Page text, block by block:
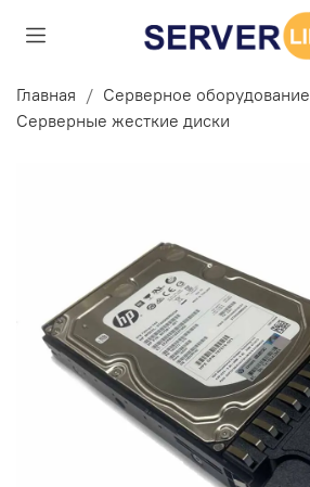
Главная
Серверное оборудование
Серверные жесткие диски